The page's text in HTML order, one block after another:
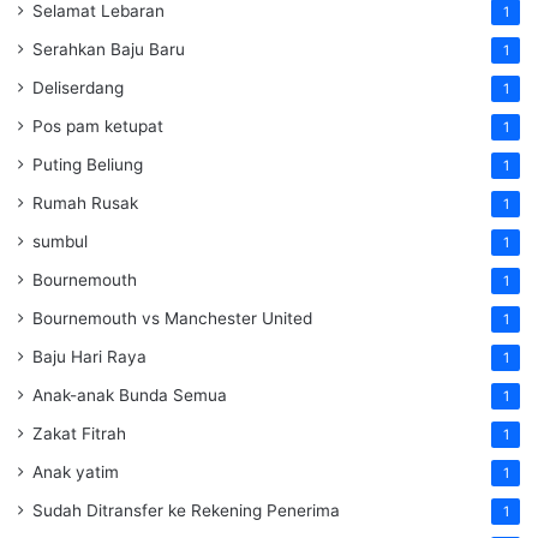
Selamat Lebaran 1
Serahkan Baju Baru 1
Deliserdang 1
Pos pam ketupat 1
Puting Beliung 1
Rumah Rusak 1
sumbul 1
Bournemouth 1
Bournemouth vs Manchester United 1
Baju Hari Raya 1
Anak-anak Bunda Semua 1
Zakat Fitrah 1
Anak yatim 1
Sudah Ditransfer ke Rekening Penerima 1